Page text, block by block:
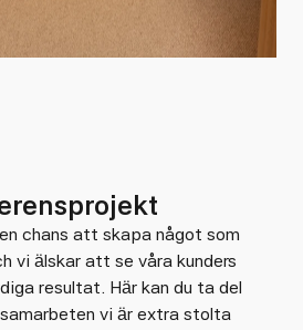
chans att skapa något som
vi älskar att se våra kunders
resultat. Här kan du ta del
vi är extra stolta